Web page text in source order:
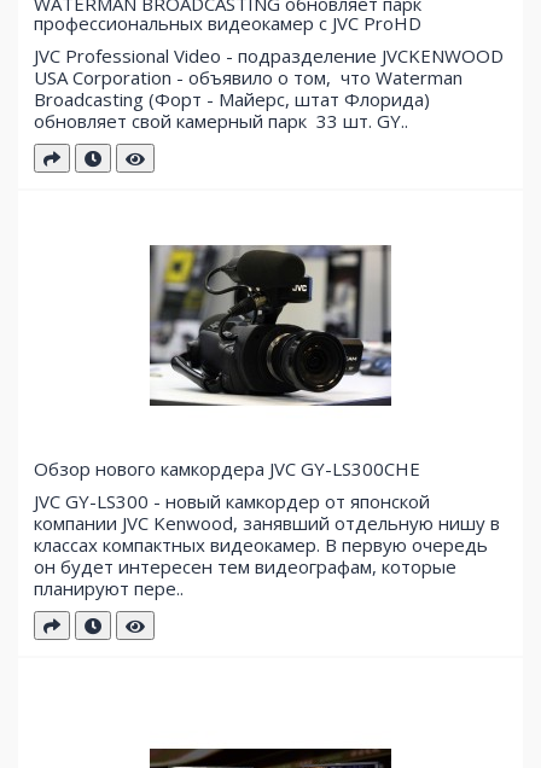
профессиональных видеокамер с JVC ProHD
JVC Professional Video - подразделение JVCKENWOOD
USA Corporation - объявило о том, что Waterman
Broadcasting (Форт - Майерс, штат Флорида)
обновляет свой ​​камерный парк 33 шт. GY..
Обзор нового камкордера JVC GY-LS300CHE
JVC GY-LS300 - новый камкордер от японской
компании JVC Kenwood, занявший отдельную нишу в
классах компактных видеокамер. В первую очередь
он будет интересен тем видеографам, которые
планируют пере..